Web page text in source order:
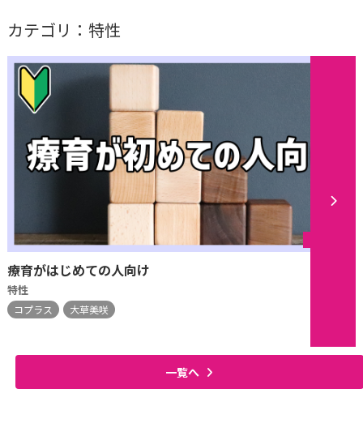
カテゴリ：特性
療育がはじめての人向け
特性
コプラス 大草美咲
一覧へ